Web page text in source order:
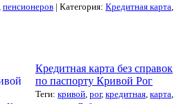
пенсионеров | Категория: Кредитная карта
Кредитная карта без справок
по паспорту Кривой Рог
Теги: кривой рог, кредитная карта